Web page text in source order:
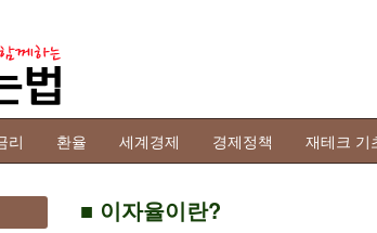
리 환율 세계경제 경제정책 재테크 기
■ 이자율이란?